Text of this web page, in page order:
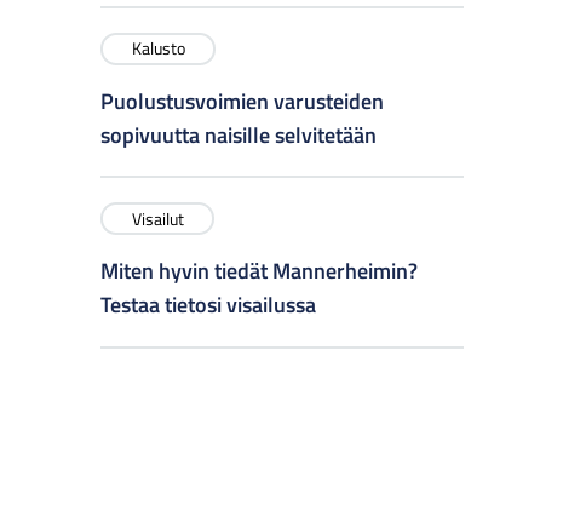
Kalusto
Puolustusvoimien varusteiden
sopivuutta naisille selvitetään
Visailut
Miten hyvin tiedät Mannerheimin?
Testaa tietosi visailussa